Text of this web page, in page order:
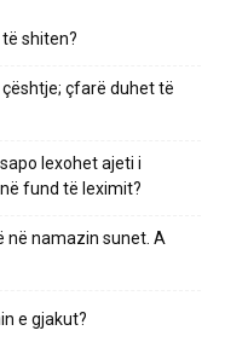
shiten?
çfarë duhet të
lexohet ajeti i
fund të leximit?
në namazin sunet. A
e gjakut?